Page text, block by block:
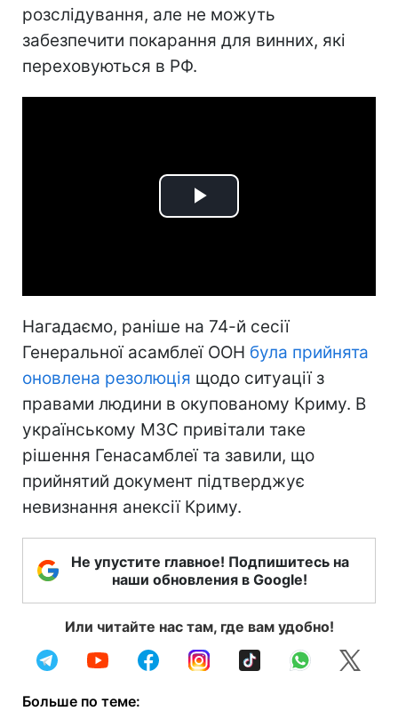
розслідування, але не можуть
забезпечити покарання для винних, які
переховуються в РФ.
Play
Нагадаємо, раніше на 74-й сесії
Генеральної асамблеї ООН була прийнята
оновлена резолюція щодо ситуації з
правами людини в окупованому Криму. В
українському МЗС привітали таке
рішення Генасамблеї та завили, що
прийнятий документ підтверджує
невизнання анексії Криму.
Не упустите главное! Подпишитесь на
наши обновления в Google!
Или читайте нас там, где вам удобно!
Больше по теме: